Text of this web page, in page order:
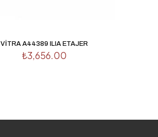
VİTRA A44389 ILIA ETAJER
₺3,656.00